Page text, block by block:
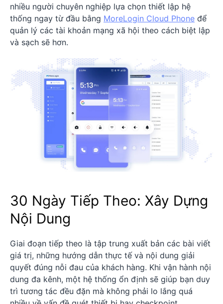
nhiều người chuyên nghiệp lựa chọn thiết lập hệ
thống ngay từ đầu bằng MoreLogin Cloud Phone để
quản lý các tài khoản mạng xã hội theo cách biệt lập
và sạch sẽ hơn.
30 Ngày Tiếp Theo: Xây Dựng
Nội Dung
Giai đoạn tiếp theo là tập trung xuất bản các bài viết
giá trị, những hướng dẫn thực tế và nội dung giải
quyết đúng nỗi đau của khách hàng. Khi vận hành nội
dung đa kênh, một hệ thống ổn định sẽ giúp bạn duy
trì tương tác đều đặn mà không phải lo lắng quá